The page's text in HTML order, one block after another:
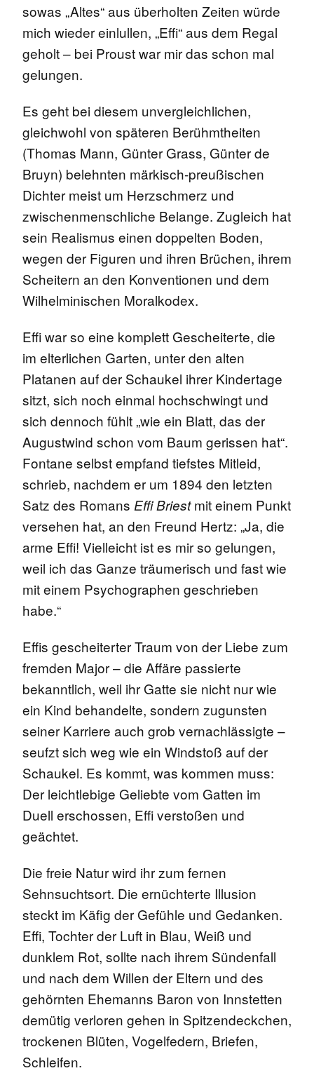
sowas „Altes“ aus überholten Zeiten würde
mich wieder einlullen, „Effi“ aus dem Regal
geholt – bei Proust war mir das schon mal
gelungen.
Es geht bei diesem unvergleichlichen,
gleichwohl von späteren Berühmtheiten
(Thomas Mann, Günter Grass, Günter de
Bruyn) belehnten märkisch-preußischen
Dichter meist um Herzschmerz und
zwischenmenschliche Belange. Zugleich hat
sein Realismus einen doppelten Boden,
wegen der Figuren und ihren Brüchen, ihrem
Scheitern an den Konventionen und dem
Wilhelminischen Moralkodex.
Effi war so eine komplett Gescheiterte, die
im elterlichen Garten, unter den alten
Platanen auf der Schaukel ihrer Kindertage
sitzt, sich noch einmal hochschwingt und
sich dennoch fühlt „wie ein Blatt, das der
Augustwind schon vom Baum gerissen hat“.
Fontane selbst empfand tiefstes Mitleid,
schrieb, nachdem er um 1894 den letzten
Satz des Romans Effi Briestmit einem Punkt
versehen hat, an den Freund Hertz: „Ja, die
arme Effi! Vielleicht ist es mir so gelungen,
weil ich das Ganze träumerisch und fast wie
mit einem Psychographen geschrieben
habe.“
Effis gescheiterter Traum von der Liebe zum
fremden Major – die Affäre passierte
bekanntlich, weil ihr Gatte sie nicht nur wie
ein Kind behandelte, sondern zugunsten
seiner Karriere auch grob vernachlässigte –
seufzt sich weg wie ein Windstoß auf der
Schaukel. Es kommt, was kommen muss:
Der leichtlebige Geliebte vom Gatten im
Duell erschossen, Effi verstoßen und
geächtet.
Die freie Natur wird ihr zum fernen
Sehnsuchtsort. Die ernüchterte Illusion
steckt im Käfig der Gefühle und Gedanken.
Effi, Tochter der Luft in Blau, Weiß und
dunklem Rot, sollte nach ihrem Sündenfall
und nach dem Willen der Eltern und des
gehörnten Ehemanns Baron von Innstetten
demütig verloren gehen in Spitzendeckchen,
trockenen Blüten, Vogelfedern, Briefen,
Schleifen.